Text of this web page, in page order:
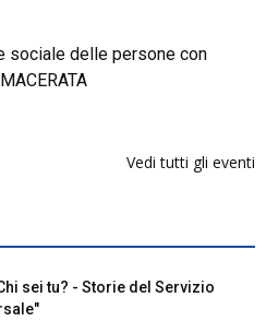
sociale delle persone con
Vedi tutti gli eventi
sei tu? - Storie del Servizio